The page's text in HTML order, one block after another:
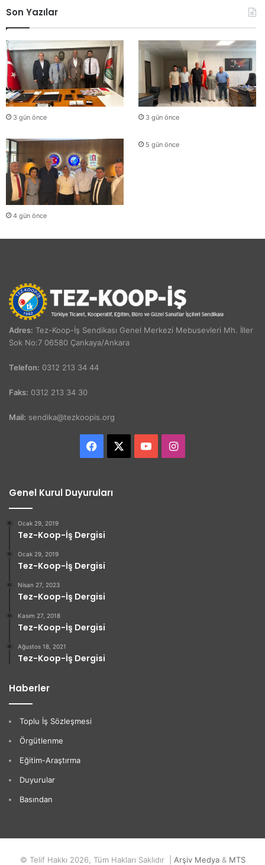
Son Yazılar
3 gün önce 3 gün önce
4 gün önce
5 gün önce
Adres: Tez-Koop-İş Sendikası Genel Merkezi Mebusevleri Mh. İller
Sok No:7 06580 Çankaya/Ankara
Telefon: 0312 213 34 44
Faks: 0312 213 34 30
Mail: sendika@tezkoopis.org
Facebook YouTubeInstagram
Genel Kurul Duyuruları
Ocak 29, 2019
Tez-Koop-İş Dergisi
Ocak 29, 2019
Tez-Koop-İş Dergisi
Nisan 27, 2023
Tez-Koop-İş Dergisi
Kasım 27, 2018
Tez-Koop-İş Dergisi
Ağustos 18, 2021
Tez-Koop-İş Dergisi
Haberler
Toplu İş Sözleşmesi
Örgütlenme
Eğitim-Araştırma
Duyurular
Basından
© Telif Hakkı 2026, Tüm Hakları Saklıdır | Arşiv Medya& MTS